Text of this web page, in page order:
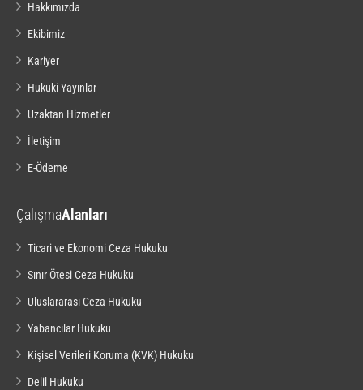
Hakkımızda
Ekibimiz
Kariyer
Hukuki Yayınlar
Uzaktan Hizmetler
İletişim
E-Ödeme
ÇalışmaAlanları
Ticari ve Ekonomi Ceza Hukuku
Sınır Ötesi Ceza Hukuku
Uluslararası Ceza Hukuku
Yabancılar Hukuku
Kişisel Verileri Koruma (KVK) Hukuku
Delil Hukuku